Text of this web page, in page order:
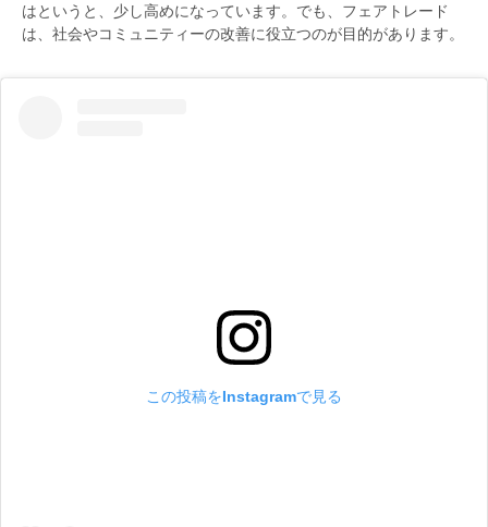
はというと、少し高めになっています。でも、フェアトレード
は、社会やコミュニティーの改善に役立つのが目的があります。
この投稿をInstagramで見る